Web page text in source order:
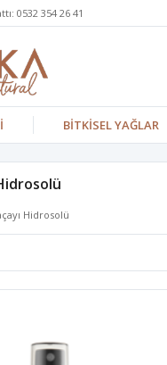
0532 354 26 41
BİTKİSEL YAĞLAR
Hidrosolü